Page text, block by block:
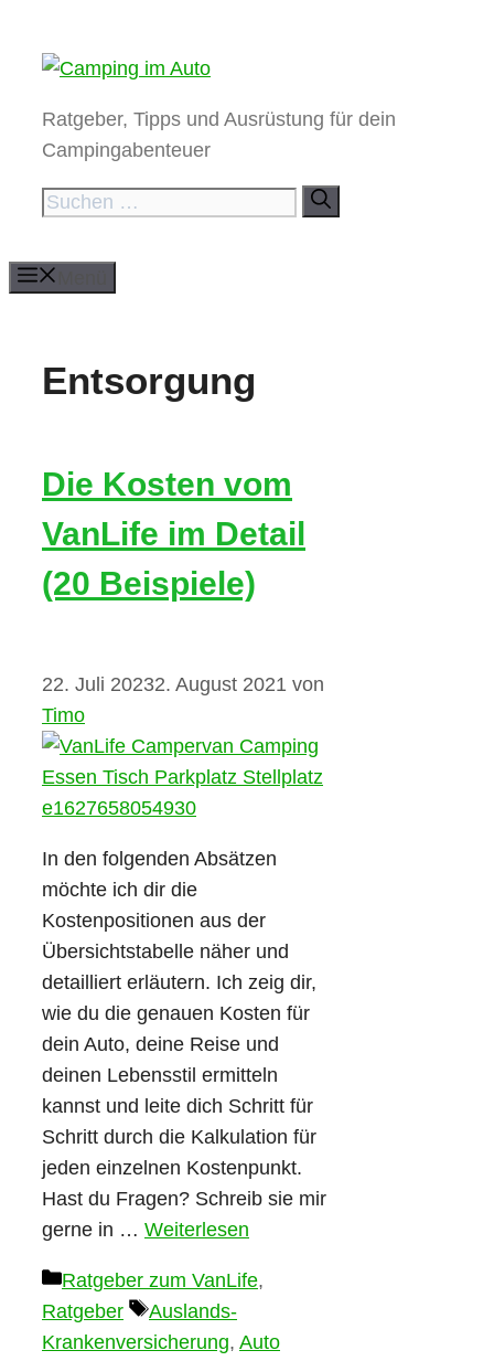
Inhalt
Ratgeber, Tipps und Ausrüstung für dein
Campingabenteuer
Suchen
Entsorgung
Die Kosten vom
VanLife im Detail
(20 Beispiele)
22. Juli 20232. August 2021 von
Timo
In den folgenden Absätzen
möchte ich dir die
Kostenpositionen aus der
Übersichtstabelle näher und
detailliert erläutern. Ich zeig dir,
wie du die genauen Kosten für
dein Auto, deine Reise und
deinen Lebensstil ermitteln
kannst und leite dich Schritt für
Schritt durch die Kalkulation für
jeden einzelnen Kostenpunkt.
Hast du Fragen? Schreib sie mir
gerne in … Weiterlesen
Kategorien
Ratgeber zum VanLife,
Ratgeber
Schlagwörter
Auslands-
Krankenversicherung, Auto